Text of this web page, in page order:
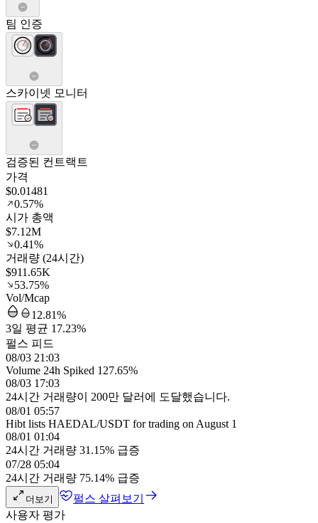
팀 인증
스카이넷 모니터
검증된 컨트랙트
가격
$0.01481
0.57%
시가 총액
$7.12M
0.41%
거래량 (24시간)
$911.65K
53.75%
Vol/Mcap
12.81%
3일 평균 17.23%
펄스 피드
08/03 21:03
Volume 24h Spiked 127.65%
08/03 17:03
24시간 거래량이 200만 달러에 도달했습니다.
08/01 05:57
Hibt lists HAEDAL/USDT for trading on August 1
08/01 01:04
24시간 거래량 31.15% 급증
07/28 05:04
24시간 거래량 75.14% 급증
더보기
펄스 살펴보기
사용자 평가